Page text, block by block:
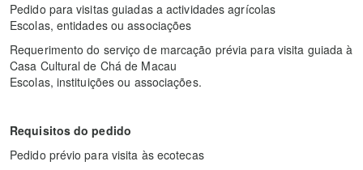
Pedido para visitas guiadas a actividades agrícolas
Escolas, entidades ou associações
Requerimento do serviço de marcação prévia para visita guiada à
Casa Cultural de Chá de Macau
Escolas, instituições ou associações.
Requisitos do pedido
Pedido prévio para visita às ecotecas